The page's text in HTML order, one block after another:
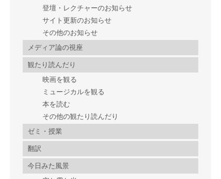
登壇・レクチャーのお知らせ
サイト更新のお知らせ
その他のお知らせ
メディア論の視座
観たり読んだり
映画を観る
ミュージカルを観る
本を読む
その他の観たり読んだり
ゼミ・授業
翻訳
今日みた風景